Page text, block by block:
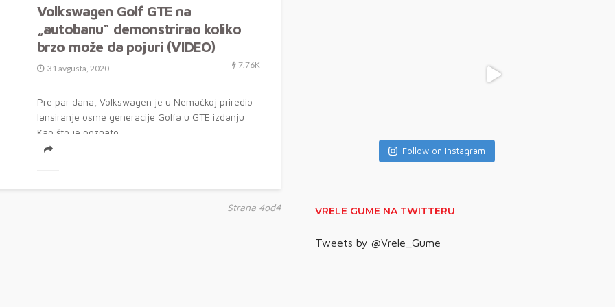
Volkswagen Golf GTE na
„autobanu“ demonstrirao koliko
brzo može da pojuri (VIDEO)
31 avgusta, 2020 7.76K
Pre par dana, Volkswagen je u Nemačkoj priredio
lansiranje osme generacije Golfa u GTE izdanju
Kao što je poznato,...
Strana 4od4
Follow on Instagram
VRELE GUME NA TWITTERU
Tweets by @Vrele_Gume